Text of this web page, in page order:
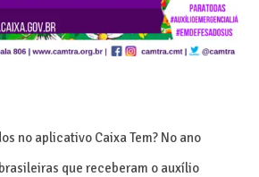
no aplicativo Caixa Tem? No ano
que receberam o auxílio